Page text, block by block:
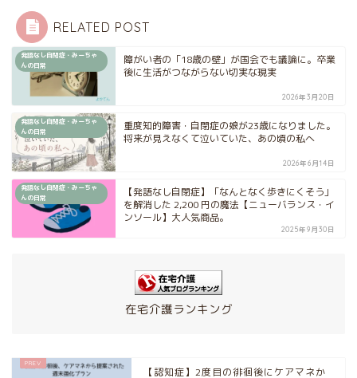
RELATED POST
発語なし自閉症・みーちゃ
んの日常
障がい者の「18歳の壁」が国会でも議論に。卒業
後に生活がつながらない切実な現実
2026年3月20日
発語なし自閉症・みーちゃ
んの日常
重度知的障害・自閉症の娘が23歳になりました。
将来が見えなくて泣いていた、あの頃の私へ
2026年6月14日
発語なし自閉症・みーちゃ
んの日常
【発語なし自閉症】「なんとなく歩きにくそう」
を解消した 2,200 円の魔法【ニューバランス・イ
ンソール】大人気商品。
2025年9月30日
在宅介護ランキング
【認知症】2度目の徘徊後にケアマネか